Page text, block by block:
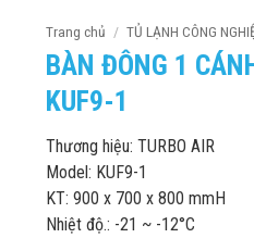
Trang chủ / TỦ LẠNH CÔNG
BÀN ĐÔNG 1
KUF9-1
Thương hiệu: TURBO AIR
Model: KUF9-1
KT: 900 x 700 x 800 mmH
Nhiệt độ.: -21 ~ -12°C